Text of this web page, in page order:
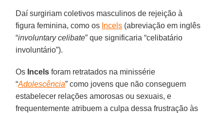
Daí surgiriam coletivos masculinos de rejeição à
figura feminina, como os Incels (abreviação em inglês
“involuntary celibate” que significaria “celibatário
involuntário”).
Os Incels foram retratados na minissérie
“Adolescência” como jovens que não conseguem
estabelecer relações amorosas ou sexuais, e
frequentemente atribuem a culpa dessa frustração às